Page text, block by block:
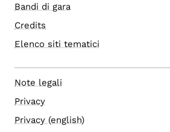
Bandi di gara
Credits
Elenco siti tematici
Note legali
Privacy
Privacy (english)